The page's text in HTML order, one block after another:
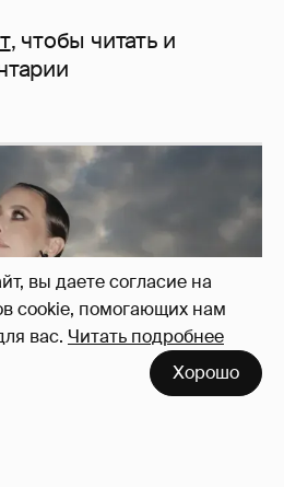
вы даете согласие на
cookie, помогающих нам
вас. Читать подробнее
Хорошо
, чтобы читать и